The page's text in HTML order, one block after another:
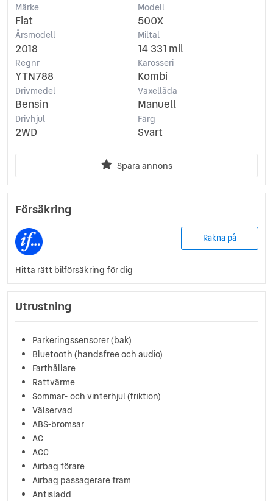
Märke
Fiat
Modell
500X
Årsmodell
2018
Miltal
14 331 mil
Regnr
YTN788
Karosseri
Kombi
Drivmedel
Bensin
Växellåda
Manuell
Drivhjul
2WD
Färg
Svart
Spara annons
Försäkring
Räkna på
Hitta rätt bilförsäkring för dig
Utrustning
Parkeringssensorer (bak)
Bluetooth (handsfree och audio)
Farthållare
Rattvärme
Sommar- och vinterhjul (friktion)
Välservad
ABS-bromsar
AC
ACC
Airbag förare
Airbag passagerare fram
Antisladd